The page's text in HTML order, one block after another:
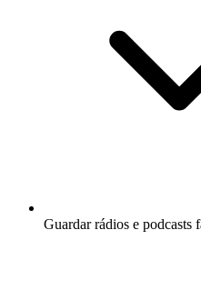
Guardar rádios e podcasts